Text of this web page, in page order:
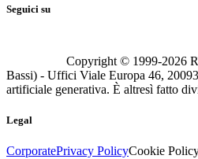
Seguici su
Copyright © 1999-2026
Bassi) - Uffici Viale Europa 46,
artificiale generativa. È altresì fatto
Legal
CorporatePrivacy PolicyCookie